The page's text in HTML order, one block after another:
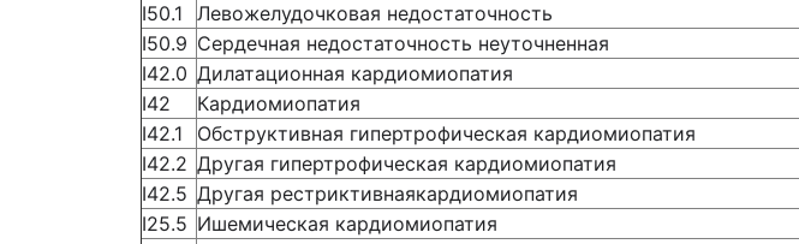
I50.1
Левожелудочковая недостаточность
I50.9 Сердечная недостаточность неуточненная
I42.0 Дилатационная кардиомиопатия
I42
Кардиомиопатия
I42.1
Обструктивная гипертрофическая кардиомиопатия
I42.2 Другая гипертрофическая кардиомиопатия
I42.5 Другая рестриктивнаякардиомиопатия
I25.5 Ишемическая кардиомиопатия